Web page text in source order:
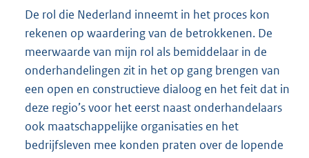
De rol die Nederland inneemt in het proces kon
rekenen op waardering van de betrokkenen. De
meerwaarde van mijn rol als bemiddelaar in de
onderhandelingen zit in het op gang brengen van
een open en constructieve dialoog en het feit dat in
deze regio’s voor het eerst naast onderhandelaars
ook maatschappelijke organisaties en het
bedrijfsleven mee konden praten over de lopende